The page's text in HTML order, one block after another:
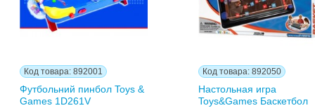
Код товара: 892001
Футбольний пинбол Toys &
Games 1D261V
Код товара: 892050
Настольная игра
Toys&Games Баскетбол